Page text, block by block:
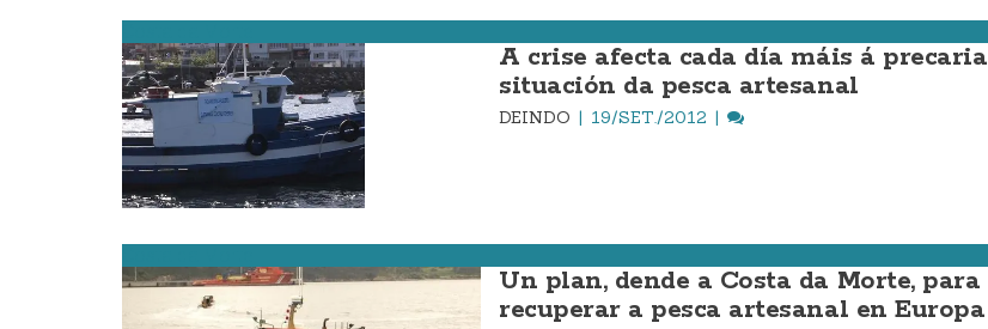
A crise afecta cada día máis á precaria
situación da pesca artesanal
DEINDO 19/SET./2012
Un plan, dende a Costa da Morte, para
recuperar a pesca artesanal en Europa